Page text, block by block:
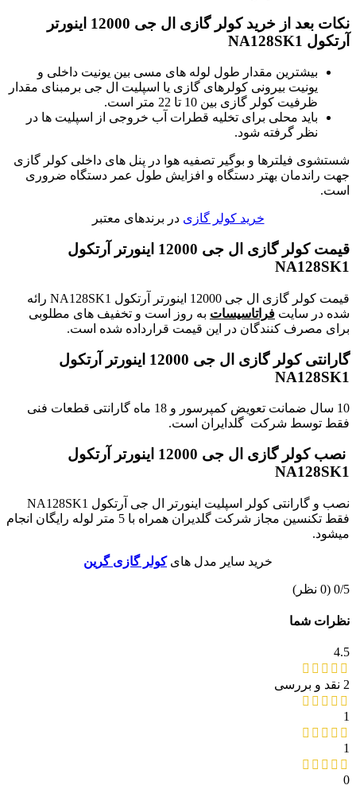
نکات بعد از خرید کولر گازی ال جی 12000 اینورتر
آرتکولNA128SK1
بیشترین مقدار طول لوله های مسی بین یونیت داخلی و
یونیت بیرونی کولرهای گازی یا اسپلیت ال جی برمبنای مقدار
ظرفیت کولر گازی بین 10 تا 22 متر است.
باید محلی برای تخلیه قطرات آب خروجی از اسپلیت ها در
نظر گرفته شود.
شستشوی فیلترها و بوگیر تصفیه هوا در پنل های داخلی کولر گازی
جهت راندمان بهتر دستگاه و افزایش طول عمر دستگاه ضروری
است.
خرید کولر گازیدر برندهای معتبر
قیمت کولر گازی ال جی 12000 اینورتر آرتکول
NA128SK1
قیمت کولر گازی ال جی 12000 اینورتر آرتکول NA128SK1 رائه
شده در سایت فراتاسیساتبه روز است و تخفیف های مطلوبی
برای مصرف کنندگان در این قیمت قرارداده شده است.
گارانتی کولر گازی ال جی 12000 اینورتر آرتکول
NA128SK1
10 سال ضمانت تعويض كمپرسور و 18 ماه گارانتی قطعات فنی
فقط توسط شرکت گلدايران است.
نصب کولر گازی ال جی 12000 اینورتر آرتکول
NA128SK1
نصب و گارانتی کولر اسپلیت اینورتر ال جی آرتکول NA128SK1
فقط تکنسین مجاز شركت گلدیران همراه با 5 متر لوله رايگان انجام
میشود.
خرید سایر مدل های کولر گازی گرین
‫0/5 ‫(0 نظر)
نظرات شما
4.5
2 نقد و بررسی
1
1
0